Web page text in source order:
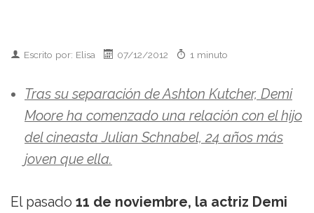
Escrito por: Elisa 07/12/2012 1 minuto
Tras su separación de Ashton Kutcher, Demi
Moore ha comenzado una relación con el hijo
del cineasta Julian Schnabel, 24 años más
joven que ella.
El pasado 11 de noviembre, la actriz Demi